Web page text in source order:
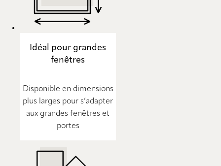
Idéal pour grandes
fenêtres
Disponible en dimensions
plus larges pour s’adapter
aux grandes fenêtres et
portes